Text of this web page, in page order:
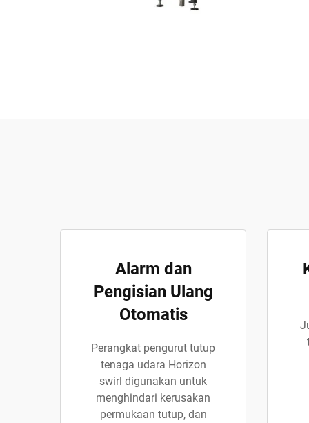
Alarm dan
Pengisian Ulang
Otomatis
Perangkat pengurut tutup
tenaga udara Horizon
swirl digunakan untuk
menghindari kerusakan
permukaan tutup, dan